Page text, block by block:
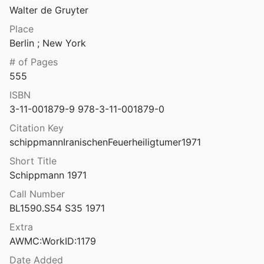
der Villa Torlonia in Rom
1930
Statuenausstattung des Metroon
Inschriften Lykaoniens
1992
2022
Walter de Gruyter
Place
Berlin ; New York
# of Pages
555
ISBN
3-11-001879-9 978-3-11-001879-0
Citation Key
schippmannIranischenFeuerheiligtumer1971
Short Title
Schippmann 1971
Call Number
BL1590.S54 S35 1971
Extra
AWMC:WorkID:1179
Date Added